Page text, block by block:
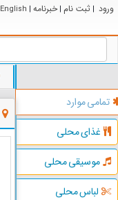
ورود | ثبت نام | خبرنامه |
English
تمامی موارد
غذای محلی
موسیقی محلی
لباس محلی